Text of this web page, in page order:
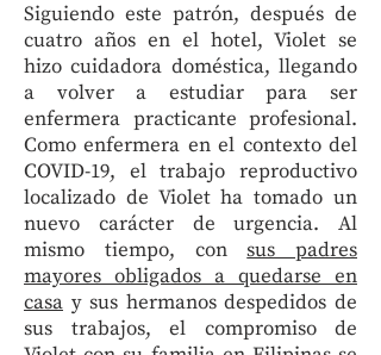
Siguiendo este patrón, después de
cuatro años en el hotel, Violet se
hizo cuidadora doméstica, llegando
a volver a estudiar para ser
enfermera practicante profesional.
Como enfermera en el contexto del
COVID-19, el trabajo reproductivo
localizado de Violet ha tomado un
nuevo carácter de urgencia. Al
mismo tiempo, consus padres
mayores obligados a quedarse en
casa y sus hermanos despedidos de
sus trabajos, el compromiso de